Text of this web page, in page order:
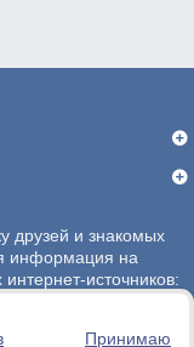
Принимаю
друзей и знакомых
информация на
источников: